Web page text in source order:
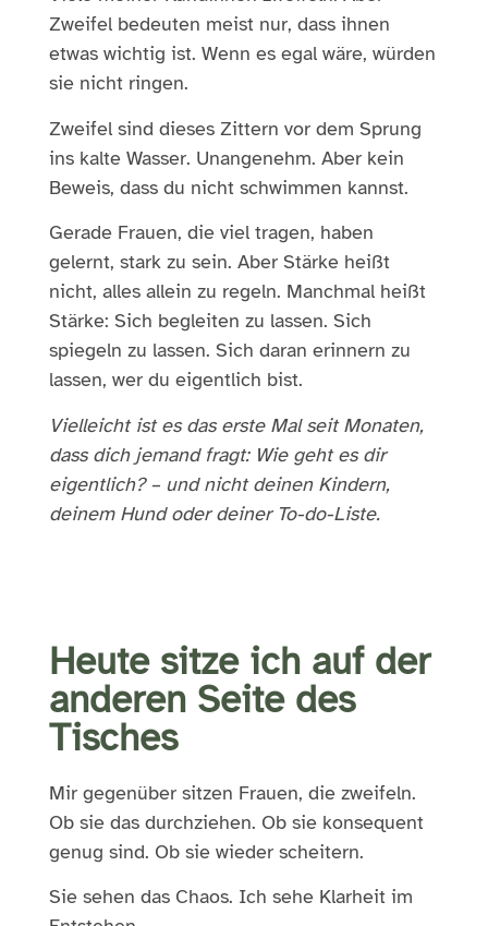
Zweifel bedeuten meist nur, dass ihnen
etwas wichtig ist. Wenn es egal wäre, würden
sie nicht ringen.
Zweifel sind dieses Zittern vor dem Sprung
ins kalte Wasser. Unangenehm. Aber kein
Beweis, dass du nicht schwimmen kannst.
Gerade Frauen, die viel tragen, haben
gelernt, stark zu sein. Aber Stärke heißt
nicht, alles allein zu regeln. Manchmal heißt
Stärke: Sich begleiten zu lassen. Sich
spiegeln zu lassen. Sich daran erinnern zu
lassen, wer du eigentlich bist.
Vielleicht ist es das erste Mal seit Monaten,
dass dich jemand fragt: Wie geht es dir
eigentlich? – und nicht deinen Kindern,
deinem Hund oder deiner To-do-Liste.
Heute sitze ich auf der
anderen Seite des
Tisches
Mir gegenüber sitzen Frauen, die zweifeln.
Ob sie das durchziehen. Ob sie konsequent
genug sind. Ob sie wieder scheitern.
Sie sehen das Chaos. Ich sehe Klarheit im